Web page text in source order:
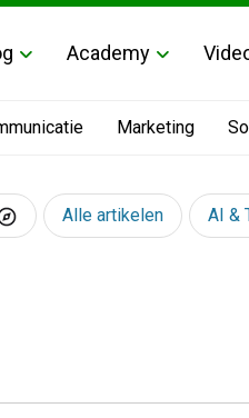
Academy
Marketing
Alle artikelen AI &